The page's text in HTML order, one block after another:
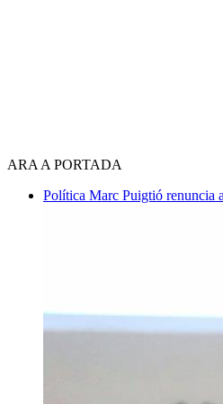
ARA A PORTADA
Política Marc Puigtió renuncia